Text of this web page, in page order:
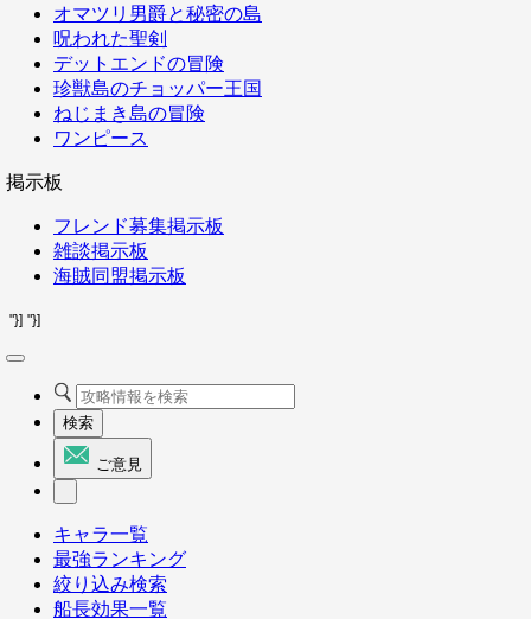
オマツリ男爵と秘密の島
呪われた聖剣
デットエンドの冒険
珍獣島のチョッパー王国
ねじまき島の冒険
ワンピース
掲示板
フレンド募集掲示板
雑談掲示板
海賊同盟掲示板
"}] "}]
検索
ご意見
キャラ一覧
最強ランキング
絞り込み検索
船長効果一覧